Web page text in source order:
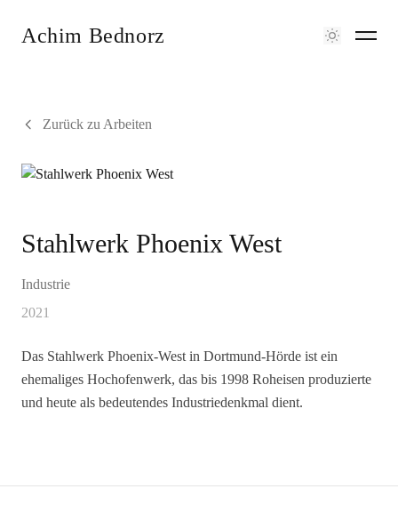
Achim Bednorz
Zurück zu Arbeiten
Stahlwerk Phoenix West
Industrie
2021
Das Stahlwerk Phoenix-West in Dortmund-Hörde ist ein
ehemaliges Hochofenwerk, das bis 1998 Roheisen produzierte
und heute als bedeutendes Industriedenkmal dient.